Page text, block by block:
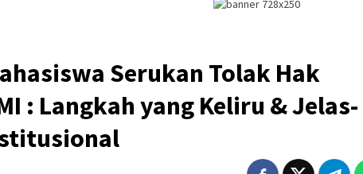
Serukan Tolak Hak
: Langkah yang Keliru & Jelas-